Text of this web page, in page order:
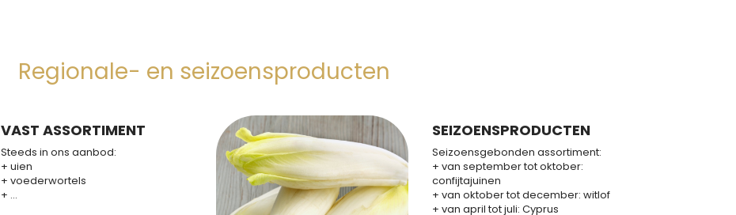
Regionale- en seizoensproducten
VAST ASSORTIMENT
Steeds in ons aanbod:
+ uien
+ voederwortels
+ ...
SEIZOENSPRODUCTEN
Seizoensgebonden assortiment:
+ van september tot oktober:
confijtajuinen
+ van oktober tot december: witlof
+ van april tot juli: Cyprus